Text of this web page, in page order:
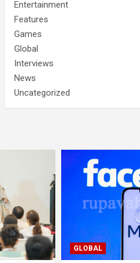
Entertainment
Features
Games
Global
Interviews
News
Uncategorized
GLOBAL